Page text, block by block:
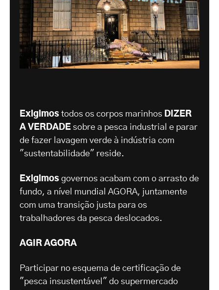
Exigimos todos os corpos marinhos DIZER
A VERDADE sobre a pesca industrial e parar
de fazer lavagem verde à indústria com
"sustentabilidade" reside.
Exigimos governos acabam com o arrasto de
fundo, a nível mundial AGORA, juntamente
com uma transição justa para os
trabalhadores da pesca deslocados.
AGIR AGORA
Participar no esquema de certificação de
"pesca insustentável" do supermercado